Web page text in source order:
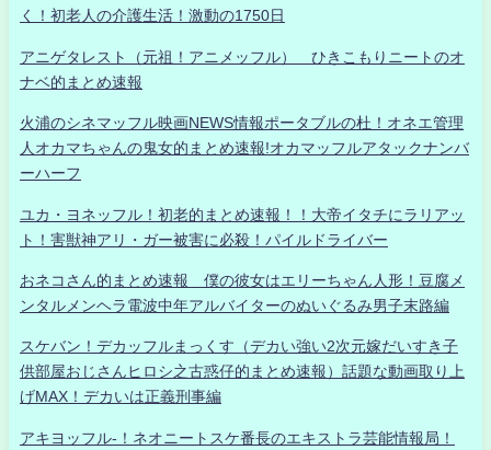
く！初老人の介護生活！激動の1750日
アニゲタレスト（元祖！アニメッフル） ひきこもりニートのオ
ナベ的まとめ速報
火浦のシネマッフル映画NEWS情報ポータブルの杜！オネエ管理
人オカマちゃんの鬼女的まとめ速報!オカマッフルアタックナンバ
ーハーフ
ユカ・ヨネッフル！初老的まとめ速報！！大帝イタチにラリアッ
ト！害獣神アリ・ガー被害に必殺！パイルドライバー
おネコさん的まとめ速報 僕の彼女はエリーちゃん人形！豆腐メ
ンタルメンヘラ電波中年アルバイターのぬいぐるみ男子末路編
スケバン！デカッフルまっくす（デカい強い2次元嫁だいすき子
供部屋おじさんヒロシ之古惑仔的まとめ速報）話題な動画取り上
げMAX！デカいは正義刑事編
アキヨッフル-！ネオニートスケ番長のエキストラ芸能情報局！